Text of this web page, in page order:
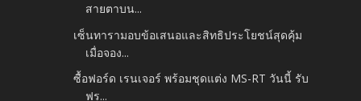
สายตาบน...
เซ็นทารามอบข้อเสนอและสิทธิประโยชน์สุดคุ้ม
เมื่อจอง...
ซื้อฟอร์ด เรนเจอร์ พร้อมชุดแต่ง MS-RT วันนี้ รับ
ฟร...